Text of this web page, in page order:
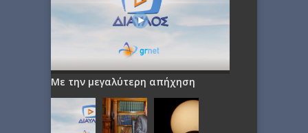
Με την μεγαλύτερη απήχηση